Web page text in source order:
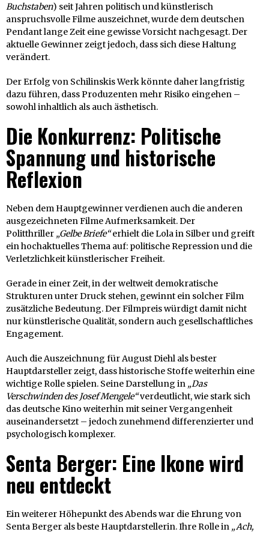
Buchstaben) seit Jahren politisch und künstlerisch
anspruchsvolle Filme auszeichnet, wurde dem deutschen
Pendant lange Zeit eine gewisse Vorsicht nachgesagt. Der
aktuelle Gewinner zeigt jedoch, dass sich diese Haltung
verändert.
Der Erfolg von Schilinskis Werk könnte daher langfristig
dazu führen, dass Produzenten mehr Risiko eingehen –
sowohl inhaltlich als auch ästhetisch.
Die Konkurrenz: Politische
Spannung und historische
Reflexion
Neben dem Hauptgewinner verdienen auch die anderen
ausgezeichneten Filme Aufmerksamkeit. Der
Politthriller „Gelbe Briefe“erhielt die Lola in Silber und greift
ein hochaktuelles Thema auf: politische Repression und die
Verletzlichkeit künstlerischer Freiheit.
Gerade in einer Zeit, in der weltweit demokratische
Strukturen unter Druck stehen, gewinnt ein solcher Film
zusätzliche Bedeutung. Der Filmpreis würdigt damit nicht
nur künstlerische Qualität, sondern auch gesellschaftliches
Engagement.
Auch die Auszeichnung für August Diehl als bester
Hauptdarsteller zeigt, dass historische Stoffe weiterhin eine
wichtige Rolle spielen. Seine Darstellung in „Das
Verschwinden des Josef Mengele“verdeutlicht, wie stark sich
das deutsche Kino weiterhin mit seiner Vergangenheit
auseinandersetzt – jedoch zunehmend differenzierter und
psychologisch komplexer.
Senta Berger: Eine Ikone wird
neu entdeckt
Ein weiterer Höhepunkt des Abends war die Ehrung von
Senta Berger als beste Hauptdarstellerin. Ihre Rolle in „Ach,